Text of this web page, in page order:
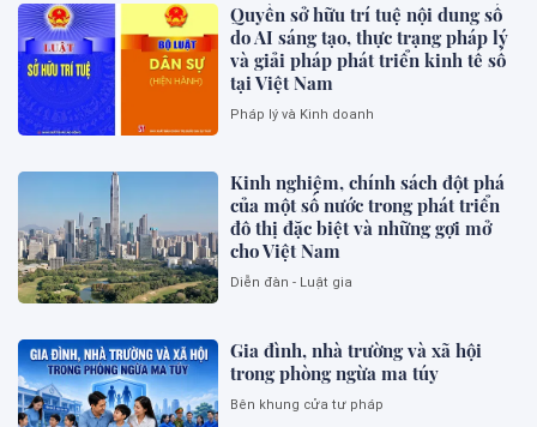
Quyền sở hữu trí tuệ nội dung số
do AI sáng tạo, thực trạng pháp lý
và giải pháp phát triển kinh tế số
tại Việt Nam
Pháp lý và Kinh doanh
Kinh nghiệm, chính sách đột phá
của một số nước trong phát triển
đô thị đặc biệt và những gợi mở
cho Việt Nam
Diễn đàn - Luật gia
Gia đình, nhà trường và xã hội
trong phòng ngừa ma túy
Bên khung cửa tư pháp